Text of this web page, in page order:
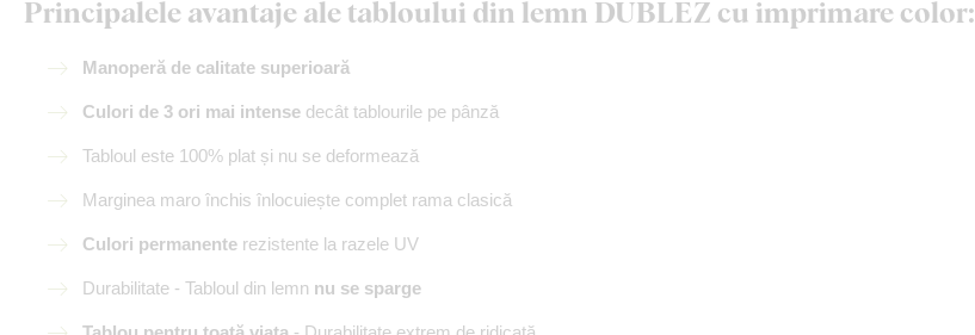
Principalele avantaje ale tabloului din lemn DUBLEZ cu imprimare color:
Manoperă de calitate superioară
Culori de 3 ori mai intense decât tablourile pe pânză
Tabloul este 100% plat și nu se deformează
Marginea maro închis înlocuiește complet rama clasică
Culori permanente rezistente la razele UV
Durabilitate - Tabloul din lemn nu se sparge